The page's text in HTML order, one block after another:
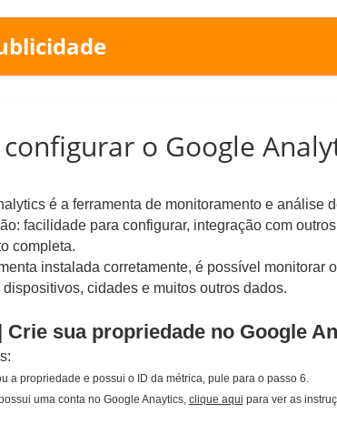
o Google
é a ferramenta de monitoramento e
facilidade para configurar, integração com
completa.
instalada corretamente, é possível
cidades e muitos outros dados.
Crie sua propriedade no Google
a propriedade e possui o ID da métrica, pule para o passo 6.
uma conta no Google Anaytics, clique aqui para ver as